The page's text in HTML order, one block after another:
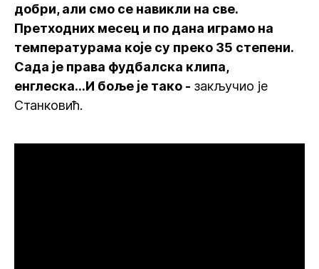
добри, али смо се навикли на све.
Претходних месец и по дана играмо на
температурама које су преко 35 степени.
Сада је права фудбалска клипа,
енглеска...И боље је тако - закључио је
Станковић.